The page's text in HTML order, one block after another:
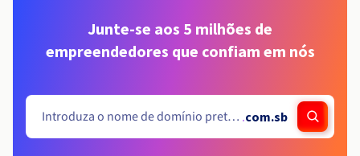
Junte-se aos 5 milhões de
empreendedores que confiam em nós
.com.sb